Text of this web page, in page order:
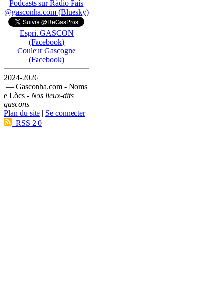
Podcasts sur Ràdio País
@gasconha.com (Bluesky)
Esprit GASCON
(Facebook)
Couleur Gascogne
(Facebook)
2024-2026
— Gasconha.com - Noms
e Lòcs - Nos lieux-dits
gascons
Plan du site | Se connecter|
RSS 2.0